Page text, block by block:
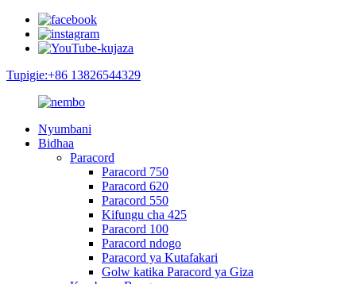
Tupigie:+86 13826544329
Nyumbani
Bidhaa
Paracord
Paracord 750
Paracord 620
Paracord 550
Kifungu cha 425
Paracord 100
Paracord ndogo
Paracord ya Kutafakari
Golw katika Paracord ya Giza